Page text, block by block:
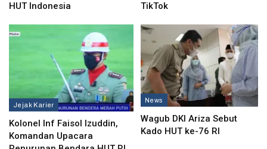
HUT Indonesia
TikTok
Jejak Karier
Kolonel Inf Faisol Izuddin,
Komandan Upacara
News
Wagub DKI Ariza Sebut
Kado HUT ke-76 RI